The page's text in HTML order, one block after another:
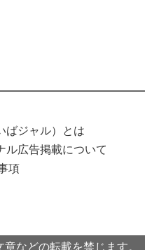
ばジャル）とは
ル広告掲載について
項
などの転載を禁じます。